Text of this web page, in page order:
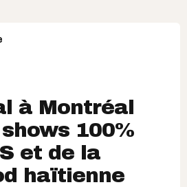
à Montréal
100%
et de la
haïtienne​